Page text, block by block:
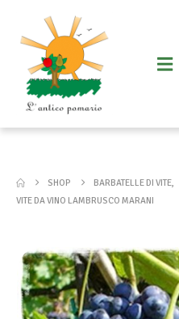
SHOP BARBATELLE DI VITE,
VITE DA VINO LAMBRUSCO MARANI